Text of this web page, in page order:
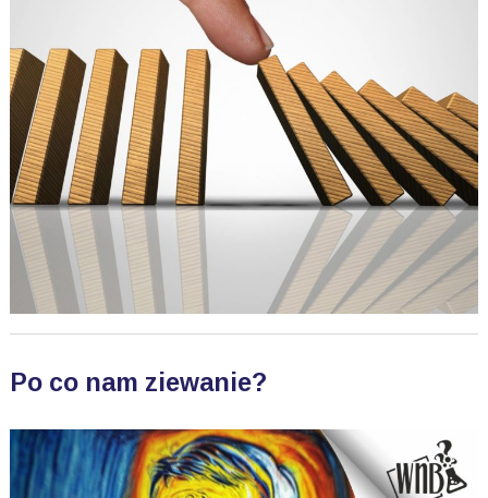
Po co nam ziewanie?